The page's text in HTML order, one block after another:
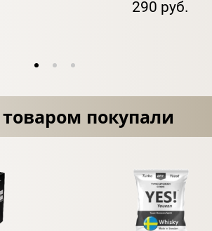
290 руб.
покупали